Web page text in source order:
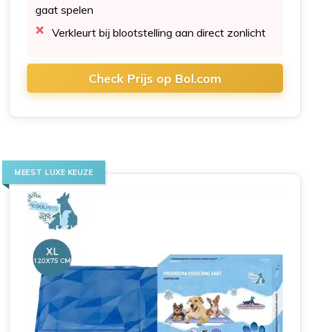
gaat spelen
Verkleurt bij blootstelling aan direct zonlicht
Check Prijs op Bol.com
MEEST LUXE KEUZE